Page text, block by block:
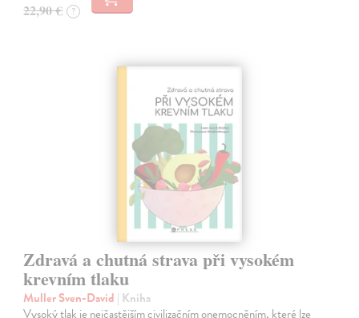
22,90 € ?
Zdravá a chutná strava při vysokém
krevním tlaku
Muller Sven-David | Kniha
Vysoký tlak je nejčastějším civilizačním onemocněním, které lze